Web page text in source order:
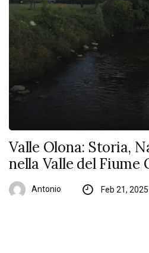
Valle Olona: Storia,
nella Valle del Fiume
Antonio Feb 21, 2025